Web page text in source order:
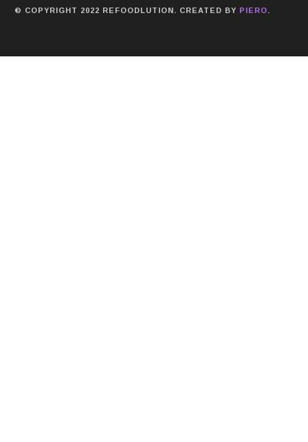
© COPYRIGHT 2022 REFOODLUTION. CREATED BY PIERO